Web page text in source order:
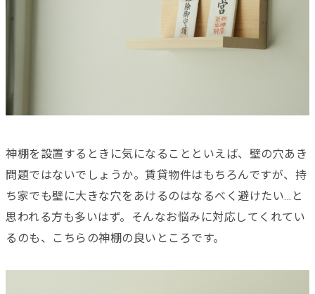
神棚を設置するときに気になることといえば、壁の穴あき
問題ではないでしょうか。賃貸物件はもちろんですが、持
ち家でも壁に大きな穴をあけるのはなるべく避けたい…と
思われる方も多いはず。そんなお悩みに対応してくれてい
るのも、こちらの神棚の良いところです。